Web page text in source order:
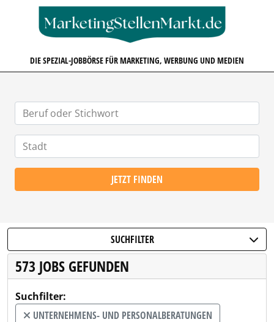
DIE SPEZIAL-JOBBÖRSE FÜR MARKETING, WERBUNG UND MEDIEN
JETZT FINDEN
SUCHFILTER
573 JOBS GEFUNDEN
Suchfilter:
UNTERNEHMENS- UND PERSONALBERATUNGEN